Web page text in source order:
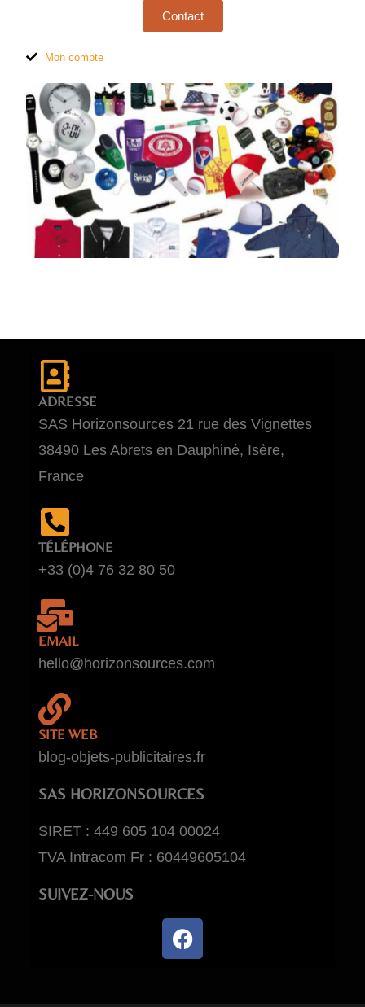
Contact
Mon compte
ADRESSE
SAS Horizonsources 21 rue des Vignettes
38490 Les Abrets en Dauphiné, Isère,
France
TÉLÉPHONE
+33 (0)4 76 32 80 50
EMAIL
hello@horizonsources.com
SITE WEB
blog-objets-publicitaires.fr
SAS HORIZONSOURCES
SIRET : 449 605 104 00024
TVA Intracom Fr : 60449605104
SUIVEZ-NOUS